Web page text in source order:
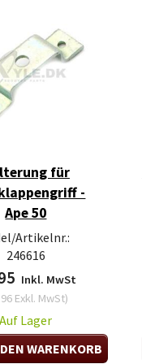
für
-
Ape 50
Artikelnr.:
246616
Inkl. MwSt
Exkl. MwSt)
Auf Lager
WARENKORB